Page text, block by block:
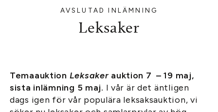
AVSLUTAD INLÄMNING
Leksaker
Temaauktion Leksaker auktion 7 – 19 maj,
sista inlämning 5 maj. I vår är det äntligen
dags igen för vår populära leksaksauktion, vi